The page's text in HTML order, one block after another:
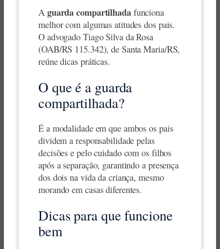
A guarda compartilhadafunciona
melhor com algumas atitudes dos pais.
O advogado Tiago Silva da Rosa
(OAB/RS 115.342), de Santa Maria/RS,
reúne dicas práticas.
O que é a guarda
compartilhada?
É a modalidade em que ambos os pais
dividem a responsabilidade pelas
decisões e pelo cuidado com os filhos
após a separação, garantindo a presença
dos dois na vida da criança, mesmo
morando em casas diferentes.
Dicas para que funcione
bem